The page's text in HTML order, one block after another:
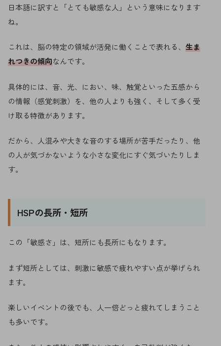
日本語に訳すと「とても敏感な人」という意味になります
ね。
これは、脳の特定の領域が活発に働くことで表れる、 生ま
れつきの傾向なんです。
具体的には、音、光、におい、味、触覚といった五感から
の情報（感覚刺激）を、他の人よりも強く、そして多く受
け取る特徴があります。
だから、人混みや大きな音のする場所が苦手だったり、他
の人が気づかないような小さな変化にすぐ気づいたりしま
す。
HSPの長所・短所
この「敏感さ」は、短所にも長所にもなります。
まず短所としては、刺激に敏感で疲れやすい点が挙げられ
ます。
楽しいイベントの後でも、人一倍どっと疲れてしまうこと
も多いです。